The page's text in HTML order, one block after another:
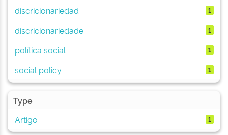
discricionariedad 1
discricionariedade 1
política social 1
social policy 1
Type
Artigo
1